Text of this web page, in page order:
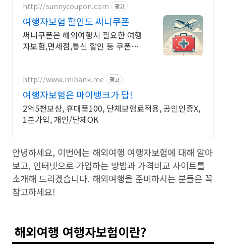
http://sunnycoupon.com 광고
여행자보험 할인도 써니쿠폰
써니쿠폰은 해외여행시 필요한 여행
자보험,면세점,통신 할인 등 쿠폰을
http://www.mibank.me 광고
여행자보험은 마이뱅크가 답!
2억5천보상, 휴대품100, 단체보험료적용, 공인인증X,
1분가입, 개인/단체OK
안녕하세요, 이번에는 해외여행 여행자보험에 대해 알아
보고, 인터넷으로 가입하는 방법과 가격비교 사이트를
소개해 드리겠습니다. 해외여행을 준비하시는 분들은 꼭
참고하세요!
해외여행 여행자보험이란?